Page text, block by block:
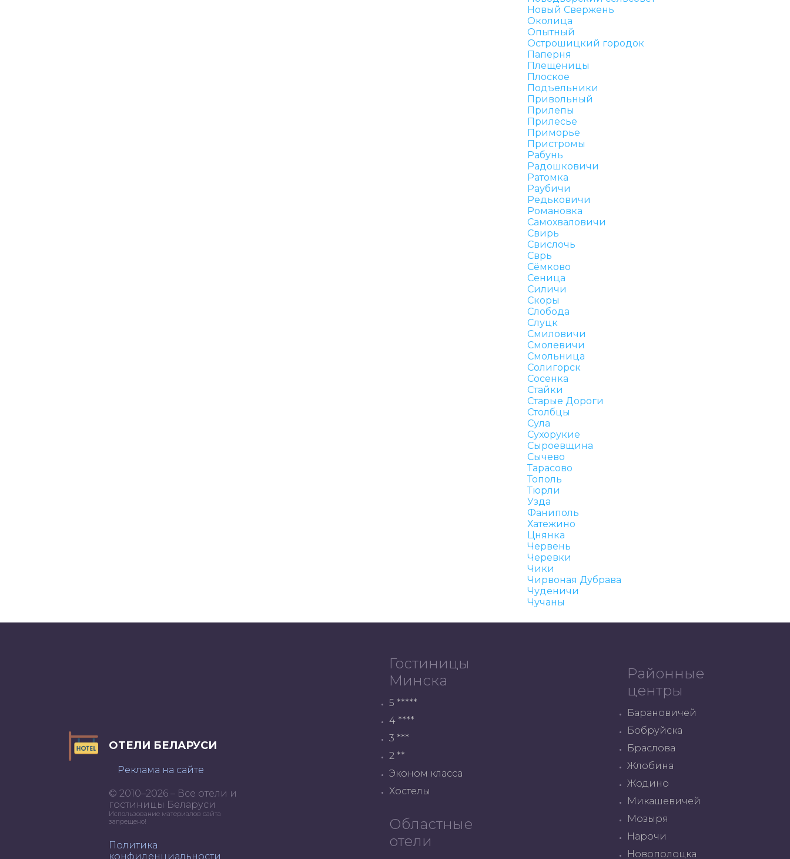
Новый Свержень
Околица
Опытный
Острошицкий городок
Паперня
Плещеницы
Плоское
Подъельники
Привольный
Прилепы
Прилесье
Приморье
Пристромы
Рабунь
Радошковичи
Ратомка
Раубичи
Редьковичи
Романовка
Самохваловичи
Свирь
Свислочь
Сврь
Сёмково
Сеница
Силичи
Скоры
Слобода
Слуцк
Смиловичи
Смолевичи
Смольница
Солигорск
Сосенка
Стайки
Старые Дороги
Столбцы
Сула
Сухорукие
Сыроевщина
Сычево
Тарасово
Тополь
Тюрли
Узда
Фаниполь
Хатежино
Цнянка
Червень
Черевки
Чики
Чирвоная Дубрава
Чуденичи
Чучаны
ОТЕЛИ БЕЛАРУСИ
Реклама на сайте
© 2010–2026 – Все отели и
гостиницы Беларуси
Использование материалов сайта
запрещено!
Политика
конфиденциальности
Гостиницы
Минска
5 *****
4 ****
3 ***
2 **
Эконом класса
Хостелы
Областные
отели
Районные
центры
Барановичей
Бобруйска
Браслова
Жлобина
Жодино
Микашевичей
Мозыря
Нарочи
Новополоцка